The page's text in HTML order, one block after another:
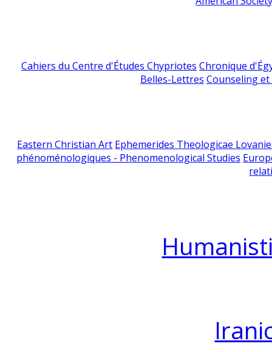
Cahiers du Centre d'Études Chypriotes Chronique
Belles-Lettres Counseling
Eastern Christian Art Ephemerides Theologicae
phénoménologiques - Phenomenological Studies